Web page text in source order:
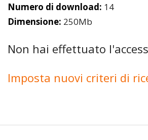
Numero di download: 14
Dimensione: 250Mb
Non hai effettuato
Imposta nuovi criteri di